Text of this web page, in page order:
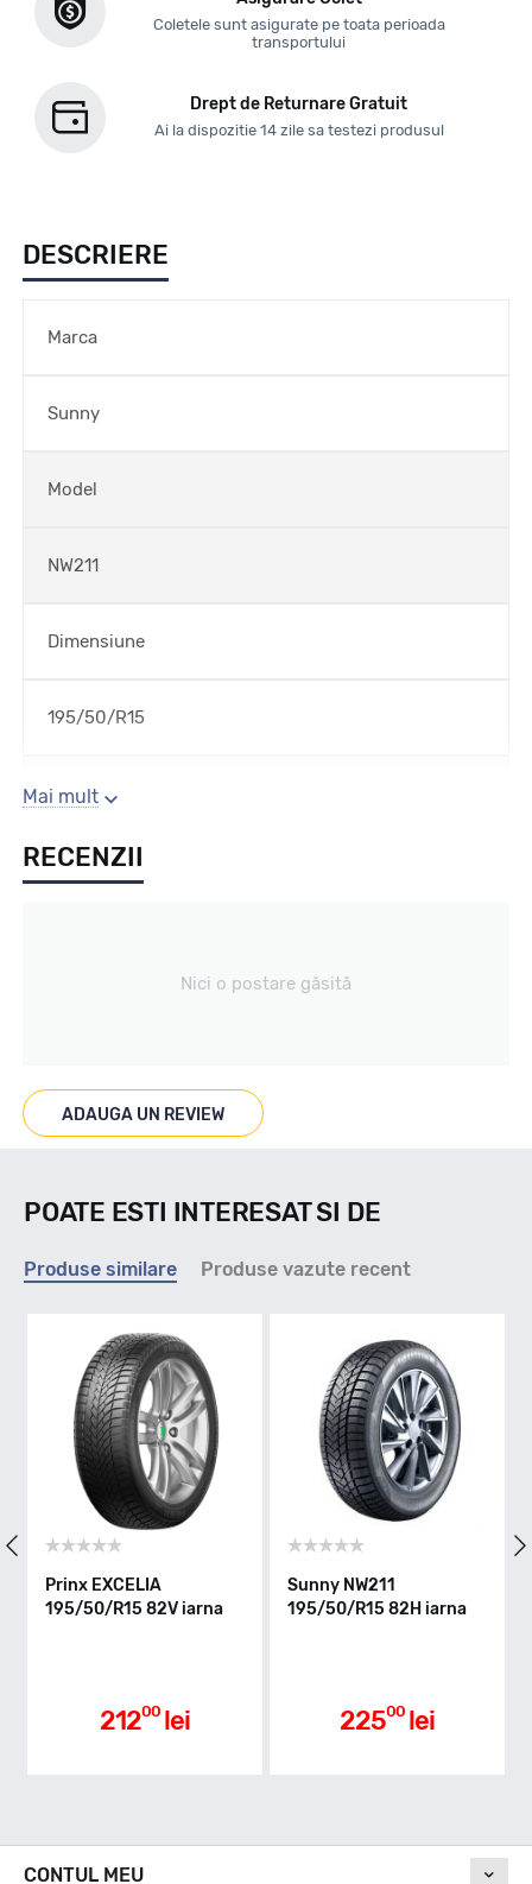
Coletele sunt asigurate pe toata perioada
transportului
Drept de Returnare Gratuit
Ai la dispozitie 14 zile sa testezi produsul
DESCRIERE
Marca
Sunny
Model
NW211
Dimensiune
195/50/R15
Sezon
IARNA
Marcat M+S
Indice viteza
H - max 210km/h
Indice greutate
Aderenta pe carosabil ud
Nivel de zgomot
Mai mult
RECENZII
Nici o postare găsită
ADAUGA UN REVIEW
POATE ESTI INTERESAT SI DE
Produse similare Produse vazute recent
iarna
Sunny NW211
195/50/R15 82H iarna
225
Triangle TW401
195/50/R15 82H
239
CONTUL MEU